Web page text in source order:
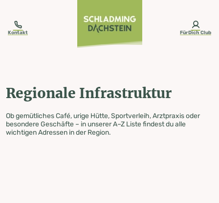
Kontakt FürDich Club
Regionale Infrastruktur
Ob gemütliches Café, urige Hütte, Sportverleih, Arztpraxis oder
besondere Geschäfte – in unserer A–Z Liste findest du alle
wichtigen Adressen in der Region.